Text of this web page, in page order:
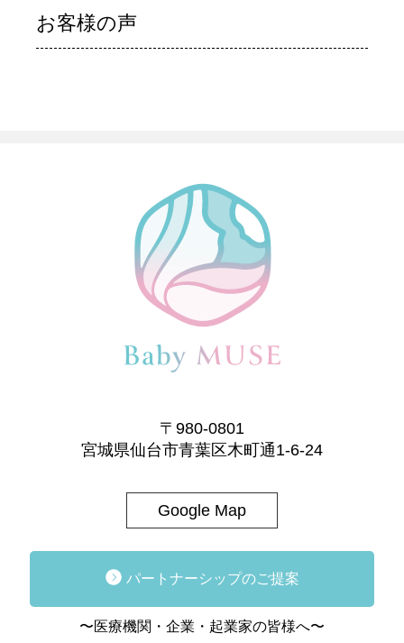
お客様の声
〒980-0801
宮城県仙台市青葉区木町通1-6-24
Google Map
パートナーシップのご提案
〜医療機関・企業・起業家の皆様へ〜